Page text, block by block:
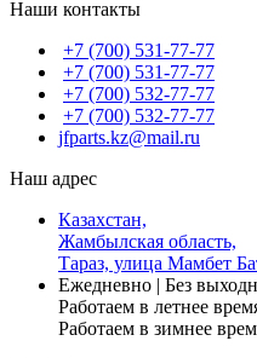
Наши контакты
+7 (700) 531-77-77
+7 (700) 531-77-77
+7 (700) 532-77-77
+7 (700) 532-77-77
jfparts.kz@mail.ru
Наш адрес
Казахстан,
Жамбылская область,
Тараз, улица Мамбет
Ежедневно | Без
Работаем в летнее
Работаем в зимнее